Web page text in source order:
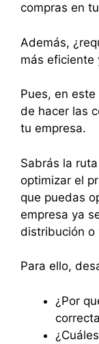
compras en
Además,
más eficiente
Pues, en
de hacer las
tu empresa.
Sabrás la
optimizar el
que puedas
empresa ya
distribución o
Para ello,
¿Por